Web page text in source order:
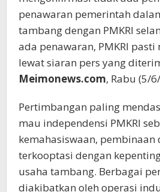
penawaran pemerintah
tambang dengan PMKRI
ada penawaran, PMKRI pasti
lewat siaran pers yang
Meimonews.com, Rabu (5/
Pertimbangan paling
mau independensi PMKRI
kemahasiswaan, pembinaan
terkooptasi dengan
usaha tambang. Berbagai
diakibatkan oleh operasi